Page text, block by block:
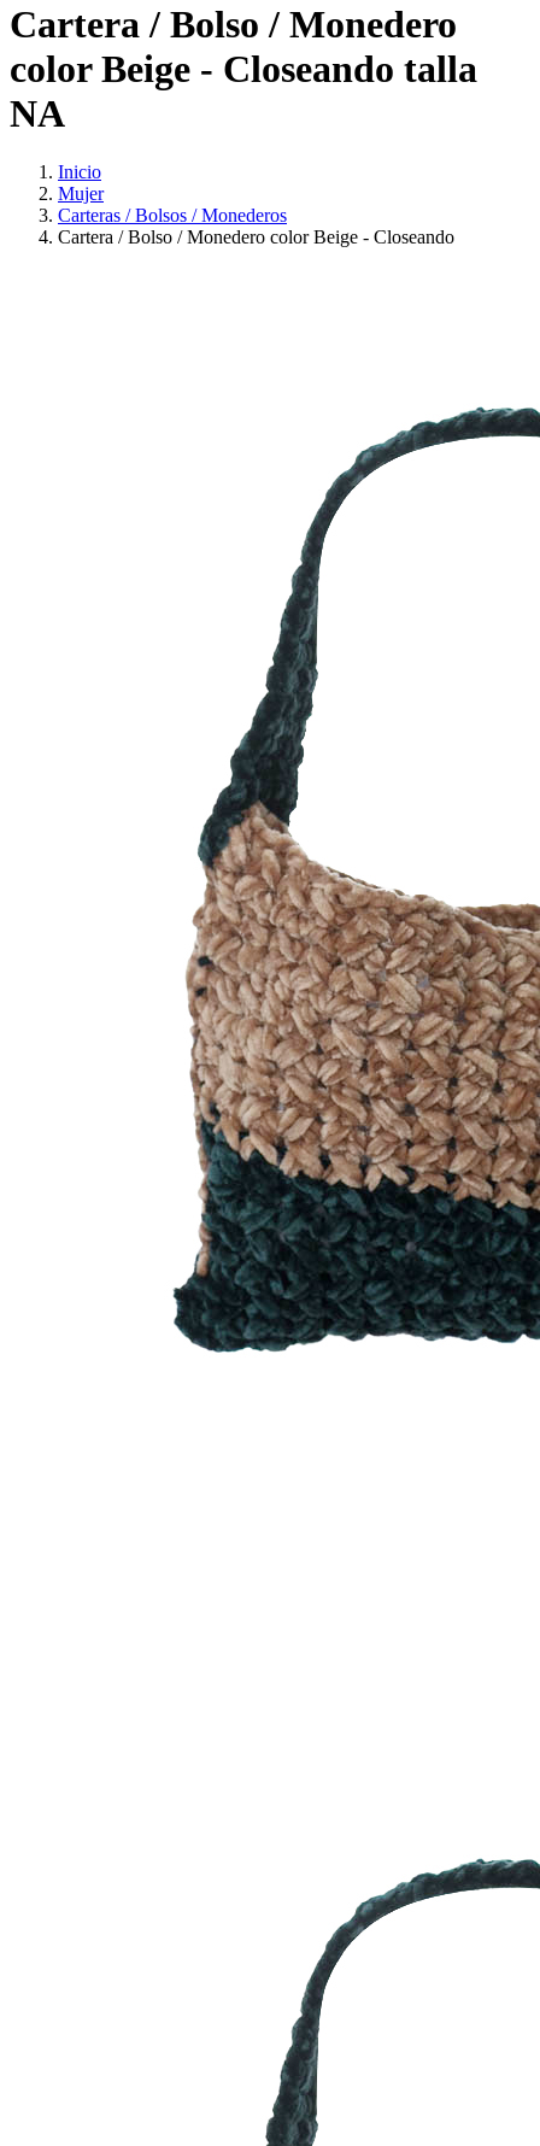
Cartera / Bolso / Monedero
color Beige - Closeando talla
NA
Inicio
Mujer
Carteras / Bolsos / Monederos
Cartera / Bolso / Monedero color Beige - Closeando